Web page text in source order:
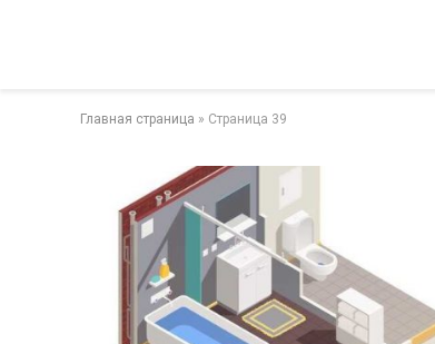
Главная страница » Страница 39